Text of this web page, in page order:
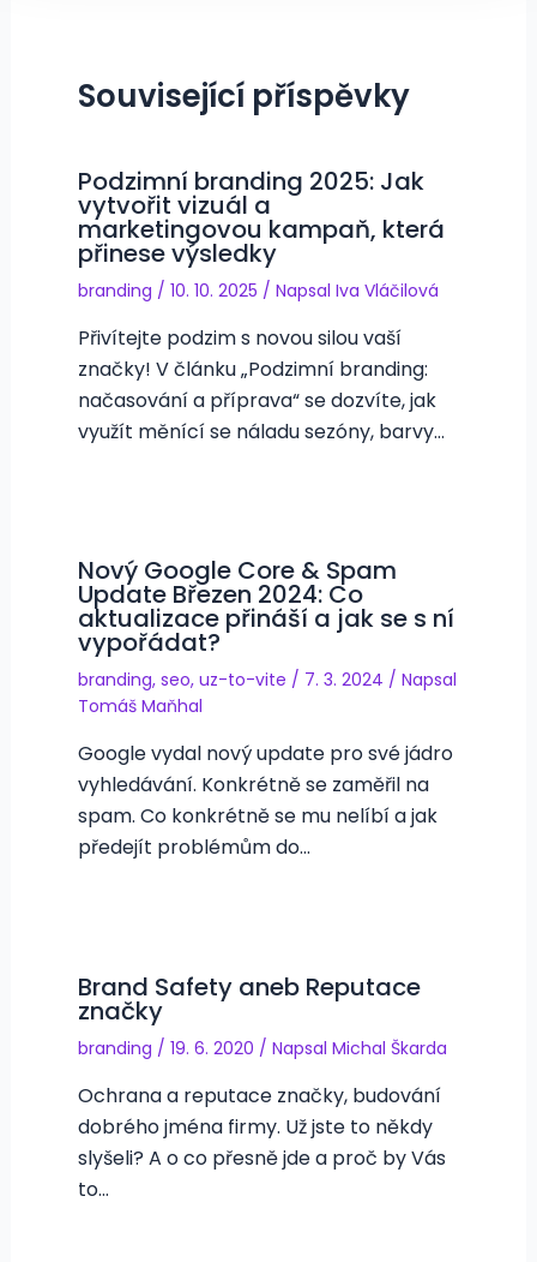
Související příspěvky
Podzimní branding 2025: Jak
vytvořit vizuál a
marketingovou kampaň, která
přinese výsledky
branding / 10. 10. 2025 / Napsal Iva Vláčilová
Přivítejte podzim s novou silou vaší
značky! V článku „Podzimní branding:
načasování a příprava“ se dozvíte, jak
využít měnící se náladu sezóny, barvy…
Nový Google Core & Spam
Update Březen 2024: Co
aktualizace přináší a jak se s ní
vypořádat?
branding, seo, uz-to-vite / 7. 3. 2024 / Napsal
Tomáš Maňhal
Google vydal nový update pro své jádro
vyhledávání. Konkrétně se zaměřil na
spam. Co konkrétně se mu nelíbí a jak
předejít problémům do…
Brand Safety aneb Reputace
značky
branding / 19. 6. 2020 / Napsal Michal Škarda
Ochrana a reputace značky, budování
dobrého jména firmy. Už jste to někdy
slyšeli? A o co přesně jde a proč by Vás
to…